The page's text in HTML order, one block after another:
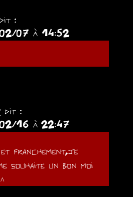
dit :
07 à 14:52
dit :
16 à 22:47
franchement,je
souhaite un bon moi